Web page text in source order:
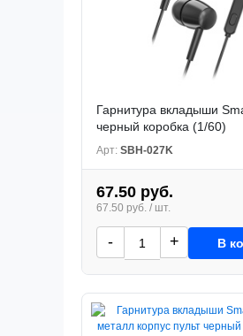
Гарнитура вкладыши
черный коробка (1/60)
Арт: SBH-027K
67.50 руб.
67.50 руб. / шт.
- + В